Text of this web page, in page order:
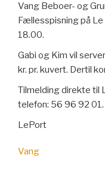
Vang Beboer- og
Fællesspisning på
18.00.
Gabi og Kim vil
kr. pr. kuvert. Dertil
Tilmelding direkte til
telefon: 56 96 92 01.
LePort
Vang